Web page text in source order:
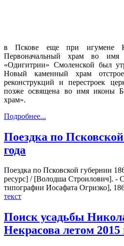
в Пскове еще при игумене
Первоначальный храм во
«Одигитрии» Смоленской был
Новый каменный храм
реконструкций и перестроек
позже освящена во имя иконы
храм».
Подробнее...
Поездка по
года
Поездка по Псковской губернии
ресурс] / [Володша Строилович]. -
типографии Иосафата Огризко],
текст
Поиск усадьбы
Некрасова летом 2015